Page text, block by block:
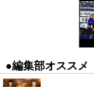
●編集部オススメ